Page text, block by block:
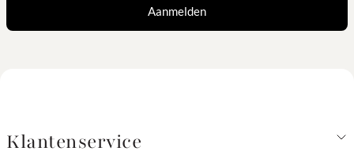
Aanmelden
Klantenservice